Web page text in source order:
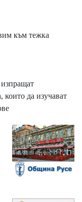
към тежка
да изучават